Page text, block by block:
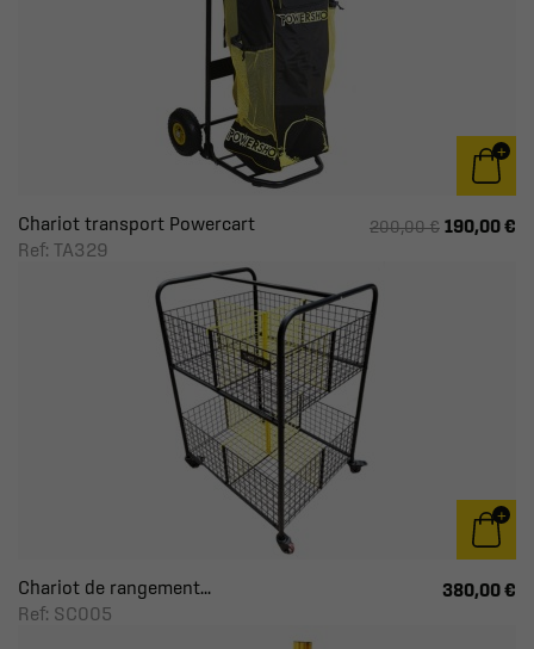
Chariot transport Powercart
Ref: TA329
200,00 € 190,00 €
Chariot de rangement...
Ref: SC005
380,00 €